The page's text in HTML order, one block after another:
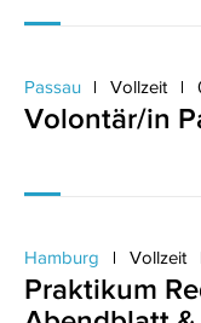
Passau Vollzeit
Volontär/in
Hamburg Vollzeit
Praktikum